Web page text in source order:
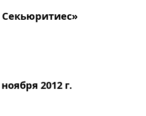
2012 г.